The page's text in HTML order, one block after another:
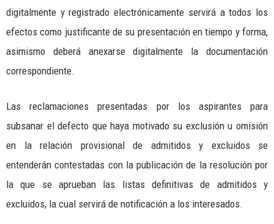
digitalmente y registrado electrónicamente servirá a todos los
efectos como justificante de su presentación en tiempo y forma,
asimismo deberá anexarse digitalmente la documentación
correspondiente.
Las reclamaciones presentadas por los aspirantes para
subsanar el defecto que haya motivado su exclusión u omisión
en la relación provisional de admitidos y excluidos se
entenderán contestadas con la publicación de la resolución por
la que se aprueban las listas definitivas de admitidos y
excluidos, la cual servirá de notificación a los interesados.